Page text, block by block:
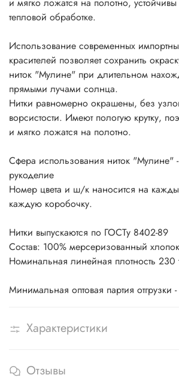
и мягко ложатся на полотно,
тепловой обработке.
Использование современных
красителей позволяет сохранить
ниток "Мулине" при длительном
прямыми лучами солнца.
Нитки равномерно окрашены, без
ворсистости. Имеют пологую крутку,
и мягко ложатся на полотно.
Сфера использования ниток "Мулине"
рукоделие
Номер цвета и ш/к наносится на
каждую коробочку.
Нитки выпускаются по ГОСТу 8402-89
Состав: 100% мерсеризованный хлопок
Номинальная линейная плотность
Минимальная оптовая партия отгрузки
Характеристики
Отзывы